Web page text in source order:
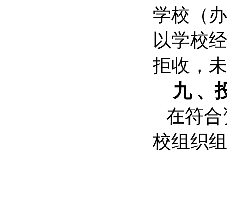
学校（
以学校
拒收，
九 、
在符
校组织